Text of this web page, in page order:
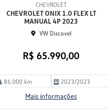
lhe
CHEVROLET
CHEVROLET ONIX 1.0 FLEX LT
MANUAL 4P 2023
VW Discovel
R$ 65.990,00
85.000 km 2023/2023
Mais informações